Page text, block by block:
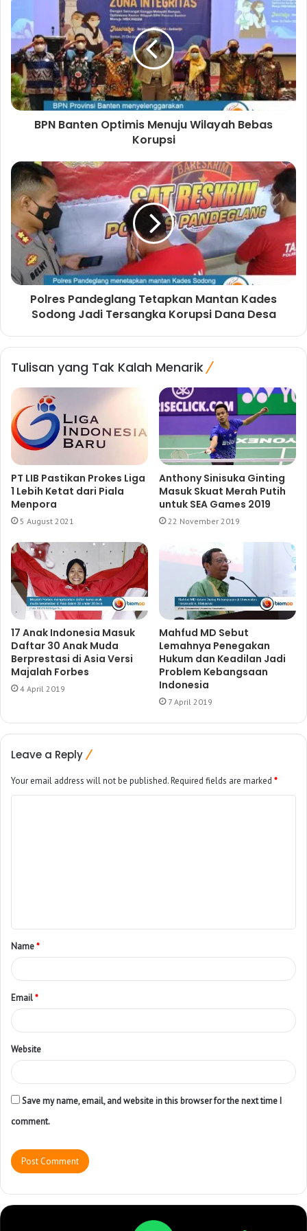
s
i
t
e
e
b
o
o
k
t
t
e
r
a
a
m
BPN Banten Optimis Menuju Wilayah Bebas
Korupsi
Polres Pandeglang Tetapkan Mantan Kades
Sodong Jadi Tersangka Korupsi Dana Desa
Tulisan yang Tak Kalah Menarik
PT LIB Pastikan Prokes Liga
1 Lebih Ketat dari Piala
Menpora
5 August 2021
Anthony Sinisuka Ginting
Masuk Skuat Merah Putih
untuk SEA Games 2019
22 November 2019
17 Anak Indonesia Masuk
Daftar 30 Anak Muda
Berprestasi di Asia Versi
Majalah Forbes
4 April 2019
Mahfud MD Sebut
Lemahnya Penegakan
Hukum dan Keadilan Jadi
Problem Kebangsaan
Indonesia
7 April 2019
Leave a Reply
Your email address will not be published.Required fields are marked *
Name*
Email*
Website
Save my name, email, and website in this browser for the next time I
comment.